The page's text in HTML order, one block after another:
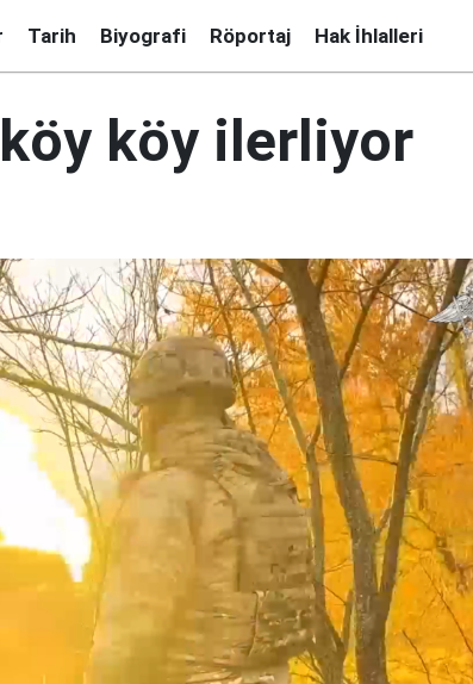
Tarih Biyografi Röportaj Hak İhlalleri
köy ilerliyor